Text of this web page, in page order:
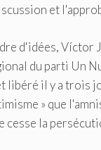
et
d'idées, Víctor
du parti Un
libéré il y a trois
» que
cesse la